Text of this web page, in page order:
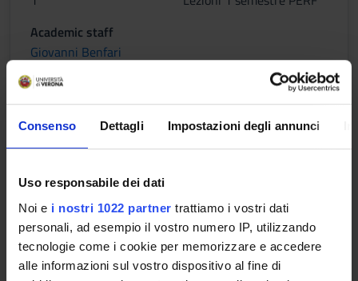
Consenso Dettagli Impostazioni degli annunci
Uso responsabile dei dati
Noi e i nostri 1022 partner trattiamo i vostri dati
personali, ad esempio il vostro numero IP, utilizzando
tecnologie come i cookie per memorizzare e accedere
alle informazioni sul vostro dispositivo al fine di
Academic staff
Giovanni Benfari
Lessons timetable
Credits
1
Lezioni 1 semestre PERF
Academic staff
Corinna Bergamini